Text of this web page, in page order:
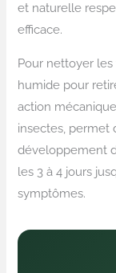
et naturelle
efficace.
Pour nettoyer
humide pour
action
insectes, permet
développement
les 3 à 4 jours
symptômes.